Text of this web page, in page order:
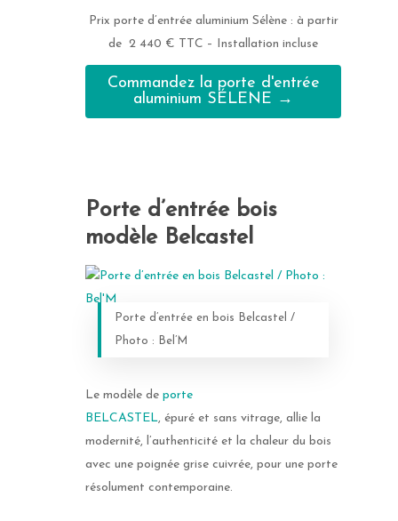
Prix porte d’entrée aluminium Sélène : à partir
de 2 440 € TTC – Installation incluse
Commandez la porte d'entrée
aluminium SÉLENE →
Porte d’entrée bois
modèle Belcastel
Porte d’entrée en bois Belcastel /
Photo : Bel’M
Le modèle de porte
BELCASTEL, épuré et sans vitrage, allie la
modernité, l’authenticité et la chaleur du bois
avec une poignée grise cuivrée, pour une porte
résolument contemporaine.